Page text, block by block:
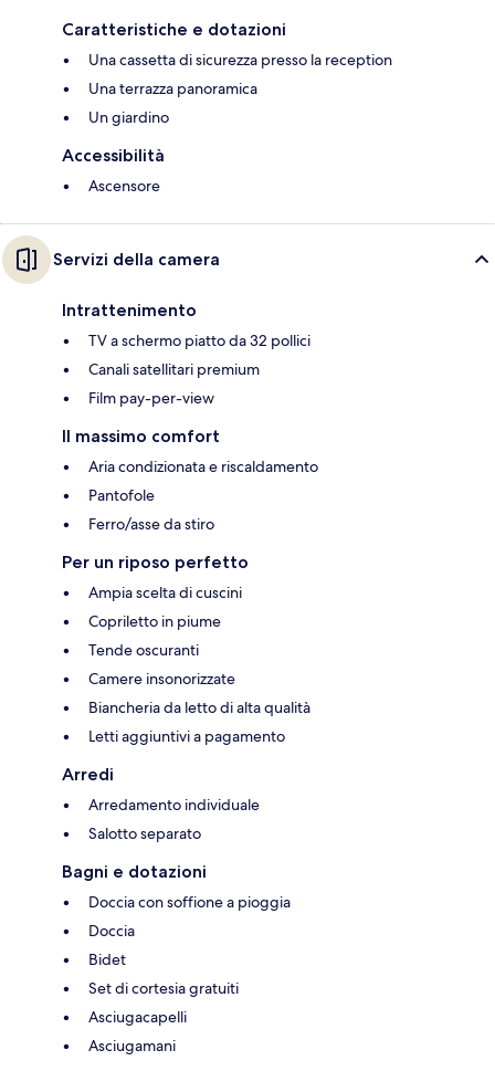
Caratteristiche e dotazioni
Una cassetta di sicurezza presso la reception
Una terrazza panoramica
Un giardino
Accessibilità
Ascensore
Servizi della camera
Intrattenimento
TV a schermo piatto da 32 pollici
Canali satellitari premium
Film pay-per-view
Il massimo comfort
Aria condizionata e riscaldamento
Pantofole
Ferro/asse da stiro
Per un riposo perfetto
Ampia scelta di cuscini
Copriletto in piume
Tende oscuranti
Camere insonorizzate
Biancheria da letto di alta qualità
Letti aggiuntivi a pagamento
Arredi
Arredamento individuale
Salotto separato
Bagni e dotazioni
Doccia con soffione a pioggia
Doccia
Bidet
Set di cortesia gratuiti
Asciugacapelli
Asciugamani